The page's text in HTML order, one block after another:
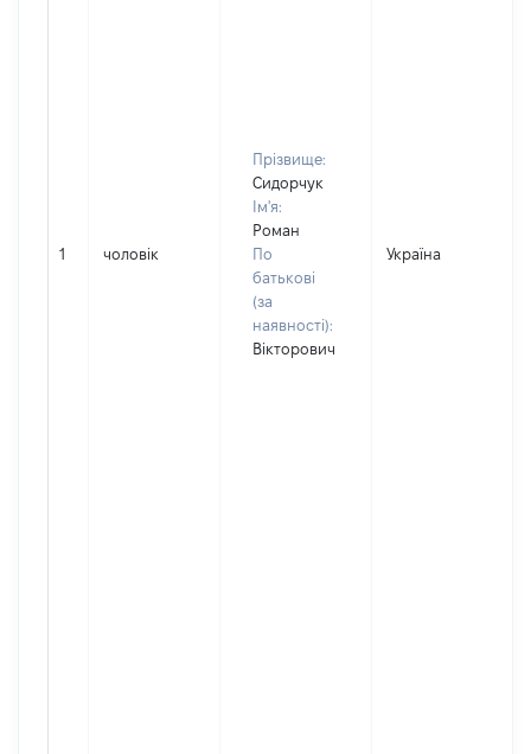
1 чоловік
Прізвище:
Сидорчук
Ім'я:
Роман
По
батькові
(за
наявності):
Вікторович
Україна